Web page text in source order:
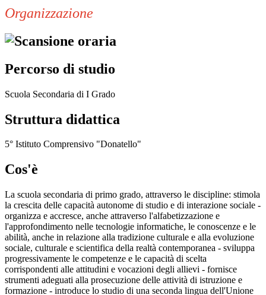
Organizzazione
Percorso di studio
Scuola Secondaria di I Grado
Struttura didattica
5° Istituto Comprensivo "Donatello"
Cos'è
La scuola secondaria di primo grado, attraverso le discipline: stimola
la crescita delle capacità autonome di studio e di interazione sociale -
organizza e accresce, anche attraverso l'alfabetizzazione e
l'approfondimento nelle tecnologie informatiche, le conoscenze e le
abilità, anche in relazione alla tradizione culturale e alla evoluzione
sociale, culturale e scientifica della realtà contemporanea - sviluppa
progressivamente le competenze e le capacità di scelta
corrispondenti alle attitudini e vocazioni degli allievi - fornisce
strumenti adeguati alla prosecuzione delle attività di istruzione e
formazione - introduce lo studio di una seconda lingua dell'Unione